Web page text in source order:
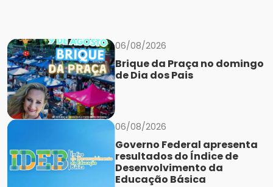
06/08/2026
Brique da Praça no domingo
de Dia dos Pais
06/08/2026
Governo Federal apresenta
resultados do Índice de
Desenvolvimento da
Educação Básica